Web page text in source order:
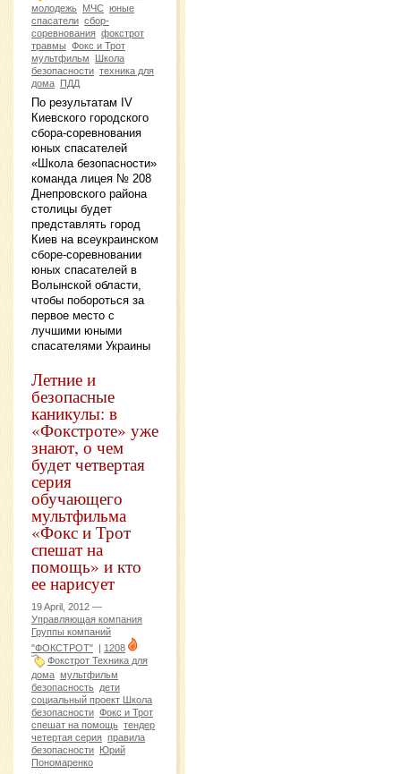
молодежь МЧС юные
спасатели сбор-
соревнования фокстрот
травмы Фокс и Трот
мультфильм
Школа
безопасности техника для
дома ПДД
По результатам IV
Киевского городского
сбора-соревнования
юных спасателей
«Школа безопасности»
команда лицея № 208
Днепровского района
столицы будет
представлять город
Киев на всеукраинском
сборе-соревновании
юных спасателей в
Волынской области,
чтобы побороться за
первое место с
лучшими юными
спасателями Украины
Летние и
безопасные
каникулы: в
«Фокстроте» уже
знают, о чем
будет четвертая
серия
обучающего
мультфильма
«Фокс и Трот
спешат на
помощь» и кто
ее нарисует
19 April, 2012 —
Управляющая компания
Группы компаний
"ФОКСТРОТ" | 1208
Фокстрот Техника для
дома мультфильм
безопасность дети
социальный проект Школа
безопасности Фокс и Трот
спешат на помощь тендер
четертая серия правила
безопасности Юрий
Пономаренко